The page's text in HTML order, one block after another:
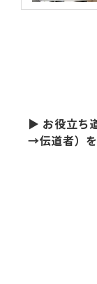
▶ お役立ち
→伝道者）